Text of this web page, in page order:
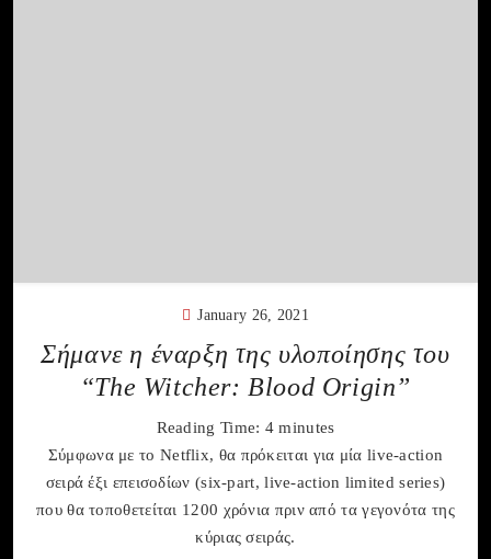
January 26, 2021
Σήμανε η έναρξη της υλοποίησης του
“The Witcher: Blood Origin”
Reading Time: 4 minutes
Σύμφωνα με το Netflix, θα πρόκειται για μία live-action
σειρά έξι επεισοδίων (six-part, live-action limited series)
που θα τοποθετείται 1200 χρόνια πριν από τα γεγονότα της
κύριας σειράς.